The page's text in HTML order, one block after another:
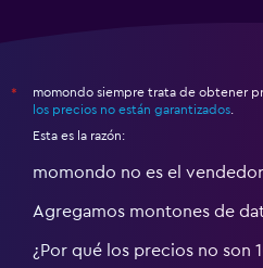
*
momondo siempre trata de obtener
los precios no están garantizados
Esta es la razón:
momondo no es el
Agregamos montones de
¿Por qué los precios no son